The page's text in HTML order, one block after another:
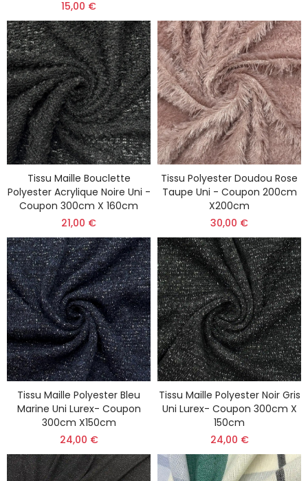
15,00 €
Tissu Maille Bouclette
Polyester Acrylique Noire Uni -
Coupon 300cm X 160cm
21,00 €
Tissu Polyester Doudou Rose
Taupe Uni - Coupon 200cm
X200cm
30,00 €
Tissu Maille Polyester Bleu
Marine Uni Lurex- Coupon
300cm X150cm
24,00 €
Tissu Maille Polyester Noir Gris
Uni Lurex- Coupon 300cm X
150cm
24,00 €